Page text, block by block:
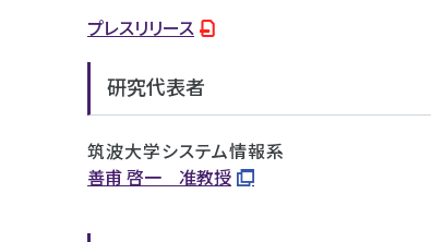
プレスリリース
研究代表者
筑波大学システム情報系
善甫 啓一 准教授